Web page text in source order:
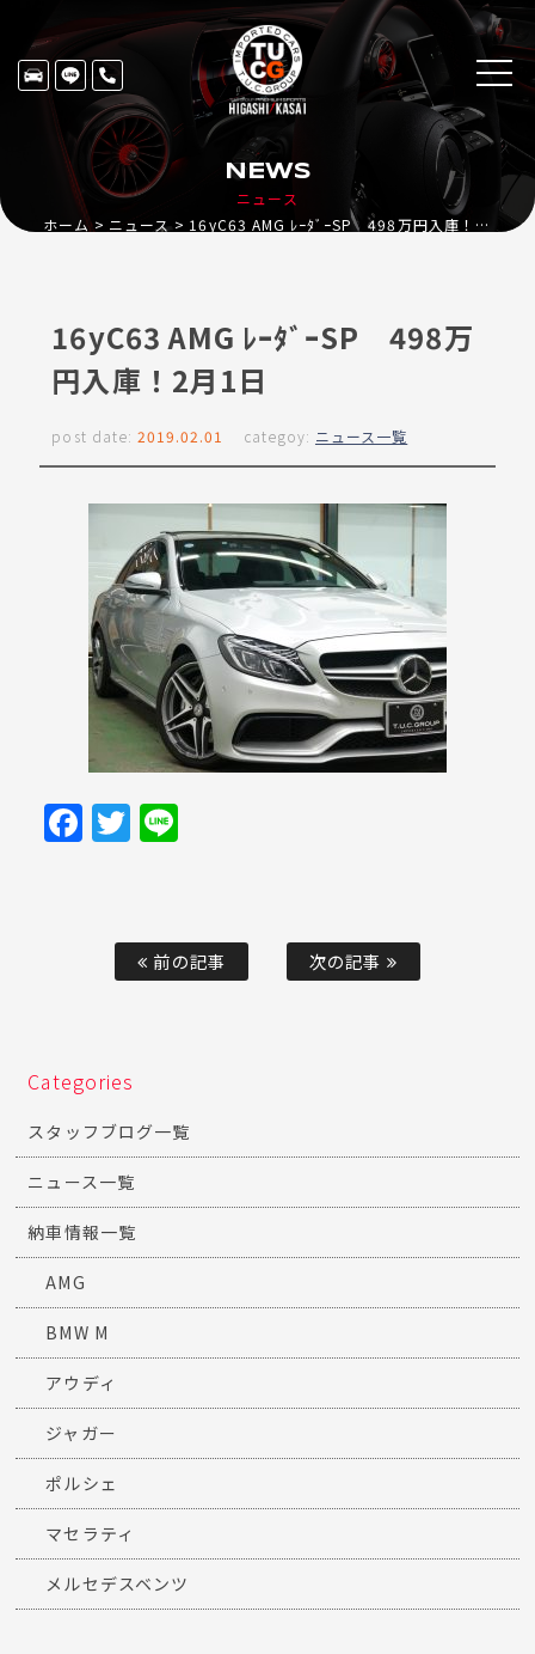
ニュース
NEWS
ホーム ニュース 16yC63 AMG ﾚｰﾀﾞｰSP 498万円入庫！2月1日
16yC63 AMG ﾚｰﾀﾞｰSP 498万
円入庫！2月1日
post date: 2019.02.01 categoy: ニュース一覧
Facebook
Twitter
前の記事 次の記事
Categories
スタッフブログ一覧
ニュース一覧
納車情報一覧
AMG
BMW M
アウディ
ジャガー
ポルシェ
マセラティ
メルセデスベンツ